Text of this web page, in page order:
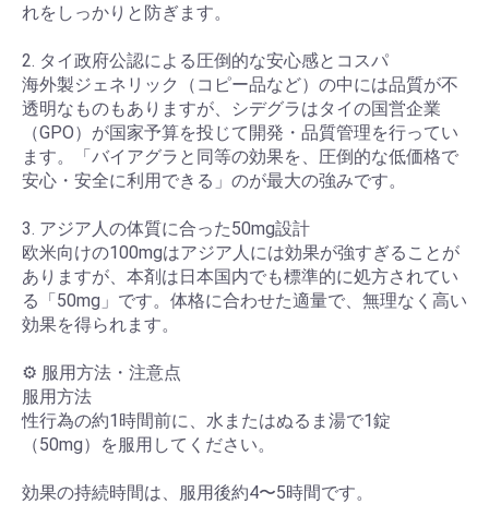
れをしっかりと防ぎます。
2. タイ政府公認による圧倒的な安心感とコスパ
海外製ジェネリック（コピー品など）の中には品質が不
透明なものもありますが、シデグラはタイの国営企業
（GPO）が国家予算を投じて開発・品質管理を行ってい
ます。「バイアグラと同等の効果を、圧倒的な低価格で
安心・安全に利用できる」のが最大の強みです。
3. アジア人の体質に合った50mg設計
欧米向けの100mgはアジア人には効果が強すぎることが
ありますが、本剤は日本国内でも標準的に処方されてい
る「50mg」です。体格に合わせた適量で、無理なく高い
効果を得られます。
⚙️ 服用方法・注意点
服用方法
性行為の約1時間前に、水またはぬるま湯で1錠
（50mg）を服用してください。
効果の持続時間は、服用後約4〜5時間です。